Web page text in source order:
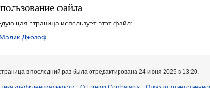
файла
страница использует этот файл:
Малик Джозеф
в последний раз была отредактирована 24 июня 2025 в 13:20.